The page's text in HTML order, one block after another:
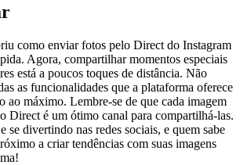
como enviar fotos pelo Direct do ‌Instagram​
Agora, compartilhar momentos especiais
está a poucos toques de distância.⁣ Não
as funcionalidades que ⁤a plataforma oferece
ao máximo. Lembre-se‍ de que cada imagem
Direct é um ótimo canal para compartilhá-las.
se divertindo nas redes sociais, e quem sabe⁣
a criar tendências com suas imagens